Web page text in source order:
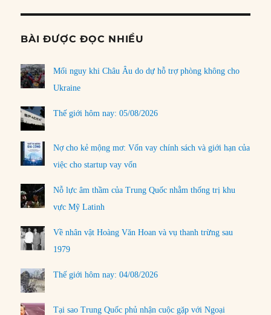
BÀI ĐƯỢC ĐỌC NHIỀU
Mối nguy khi Châu Âu do dự hỗ trợ phòng không cho
Ukraine
Thế giới hôm nay: 05/08/2026
Nợ cho kẻ mộng mơ: Vốn vay chính sách và giới hạn của
việc cho startup vay vốn
Nỗ lực âm thầm của Trung Quốc nhằm thống trị khu
vực Mỹ Latinh
Về nhân vật Hoàng Văn Hoan và vụ thanh trừng sau
1979
Thế giới hôm nay: 04/08/2026
Tại sao Trung Quốc phủ nhận cuộc gặp với Ngoại